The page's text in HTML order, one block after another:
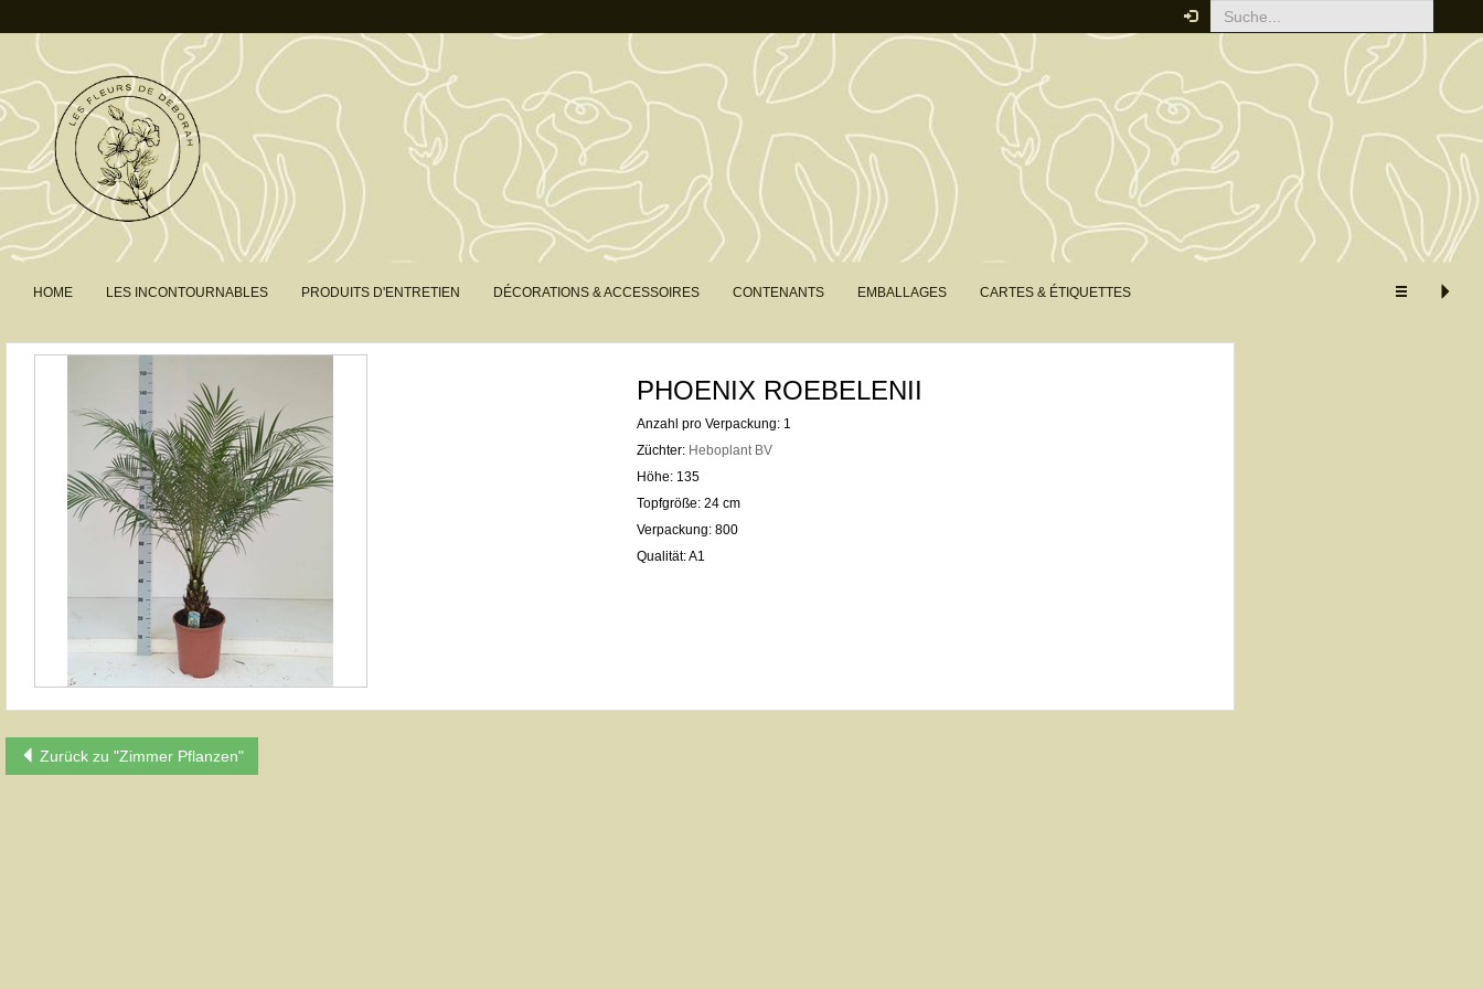
HOME LES INCONTOURNABLES PRODUITS D'ENTRETIEN DÉCORATIONS & ACCESSOIRES CONTENANTS EMBALLAGES CARTES & ÉTIQUETTES
PHOENIX ROEBELENII
Anzahl pro Verpackung: 1
Züchter: Heboplant BV
Höhe: 135
Topfgröße: 24 cm
Verpackung: 800
Qualität: A1
Zurück zu "Zimmer Pflanzen"
Ihre Bestellung
Um eine Bestellung einzugeben,
müssen Sie eingelogt sein.
Bitte klicken Sie hier,
um sich anzumelden